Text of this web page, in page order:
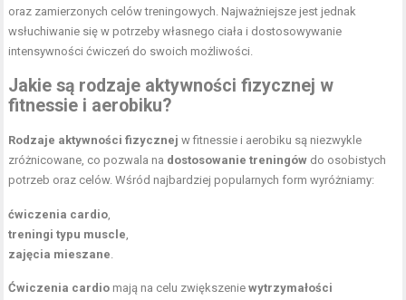
oraz zamierzonych celów treningowych. Najważniejsze jest jednak
wsłuchiwanie się w potrzeby własnego ciała i dostosowywanie
intensywności ćwiczeń do swoich możliwości.
Jakie są rodzaje aktywności fizycznej w
fitnessie i aerobiku?
Rodzaje aktywności fizycznej w fitnessie i aerobiku są niezwykle
zróżnicowane, co pozwala na dostosowanie treningów do osobistych
potrzeb oraz celów. Wśród najbardziej popularnych form wyróżniamy:
ćwiczenia cardio,
treningi typu muscle,
zajęcia mieszane.
Ćwiczenia cardio mają na celu zwiększeniewytrzymałości